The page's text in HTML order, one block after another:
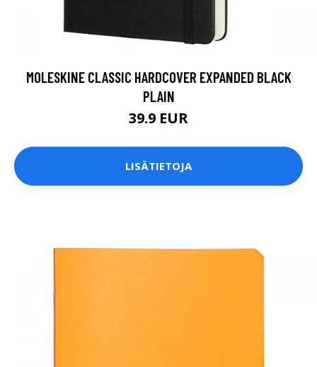
MOLESKINE CLASSIC HARDCOVER EXPANDED BLACK
PLAIN
39.9 EUR
LISÄTIETOJA